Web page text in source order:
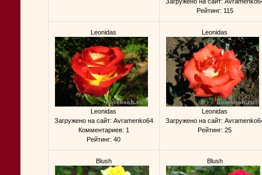
Рейтинг: 115
Leonidas
Leonidas
Загружено на сайт: Avramenko64
Комментариев: 1
Рейтинг: 40
Leonidas
Leonidas
Загружено на сайт:
Рейтинг: 25
Blush Blush